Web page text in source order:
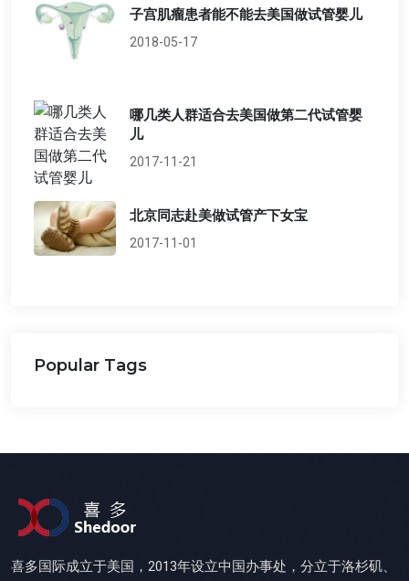
子宫肌瘤患者能不能去美国做试管婴儿
2018-05-17
哪几类人群适合去美国做第二代试管婴
儿
2017-11-21
北京同志赴美做试管产下女宝
2017-11-01
Popular Tags
喜多国际成立于美国，2013年设立中国办事处，分立于洛杉矶、